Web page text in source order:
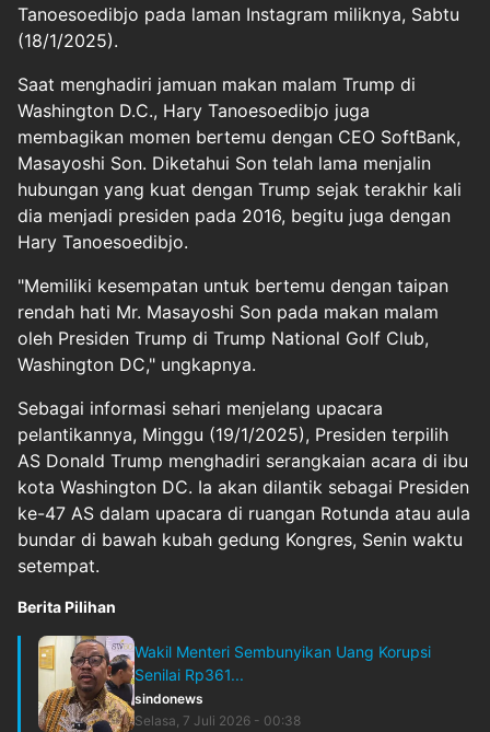
Tanoesoedibjo pada laman Instagram miliknya, Sabtu
(18/1/2025).
Saat menghadiri jamuan makan malam Trump di
Washington D.C., Hary Tanoesoedibjo juga
membagikan momen bertemu dengan CEO SoftBank,
Masayoshi Son. Diketahui Son telah lama menjalin
hubungan yang kuat dengan Trump sejak terakhir kali
dia menjadi presiden pada 2016, begitu juga dengan
Hary Tanoesoedibjo.
"Memiliki kesempatan untuk bertemu dengan taipan
rendah hati Mr. Masayoshi Son pada makan malam
oleh Presiden Trump di Trump National Golf Club,
Washington DC," ungkapnya.
Sebagai informasi sehari menjelang upacara
pelantikannya, Minggu (19/1/2025), Presiden terpilih
AS Donald Trump menghadiri serangkaian acara di ibu
kota Washington DC. Ia akan dilantik sebagai Presiden
ke-47 AS dalam upacara di ruangan Rotunda atau aula
bundar di bawah kubah gedung Kongres, Senin waktu
setempat.
Berita Pilihan
Wakil Menteri Sembunyikan Uang Korupsi
Senilai Rp361...
sindonews
Selasa, 7 Juli 2026 - 00:38